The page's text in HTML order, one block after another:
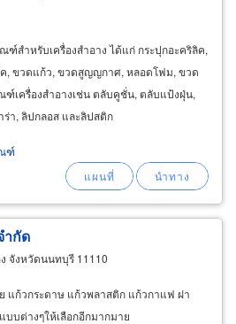
ฑ์สำหรับเครื่องสำอาง ได้แก่ กระปุกอะคริลิค,
, ขวดแก้ว, ขวดสูญญกาศ, หลอดโฟม, ขวด
เครื่องสำอางเช่น ตลับคูชั่น, ตลับแป้งฝุ่น,
า, ลิปกลอส และลิปสติก
ฑ์
ำกัด
จังหวัดนนทบุรี 11110
แก้วกระดาษ แก้วพลาสติก แก้วกาแฟ ฝา
บต่างๆให้เลือกอีกมากมาย